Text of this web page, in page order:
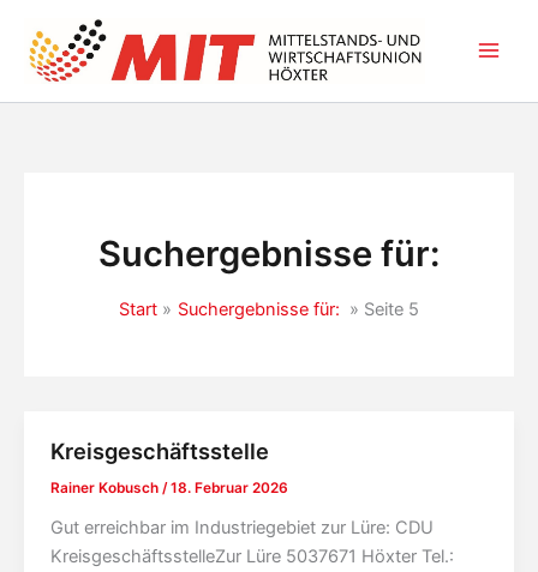
Inhalt
springen
Suchergebnisse für:
Start Suchergebnisse für: Seite 5
Kreisgeschäftsstelle
Rainer Kobusch /18. Februar 2026
Gut erreichbar im Industriegebiet zur Lüre: CDU
KreisgeschäftsstelleZur Lüre 5037671 Höxter Tel.: